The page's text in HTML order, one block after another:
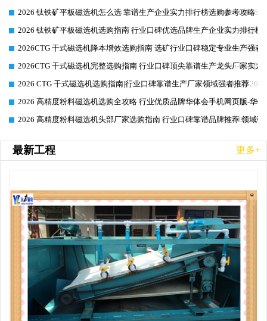
2026-06-26
2026 钛铁矿平板磁选机怎么选 靠谱生产企业实力排行榜选购参考攻略
2026-06-26
2026 钛铁矿平板磁选机选购指南 行业口碑优选品牌生产企业实力排行榜
2026-06-26
2026CTG 干式磁选机降本增效选购指南 选矿行业口碑稳定专业生产强者
2026-06-26
2026CTG 干式磁选机完整选购指南 行业口碑顶尖靠谱生产龙头厂家实力
2026-06-26
2026 CTG 干式磁选机选购指南|行业口碑靠谱生产厂家领域强者推荐
2026-06-26
2026 高精度粉料磁选机选购全攻略 行业优质品牌华体会手机网页版-华
2026-06-26
2026 高精度粉料磁选机头部厂家选购指南 行业口碑靠谱品牌推荐 领域
最新工程 更多+